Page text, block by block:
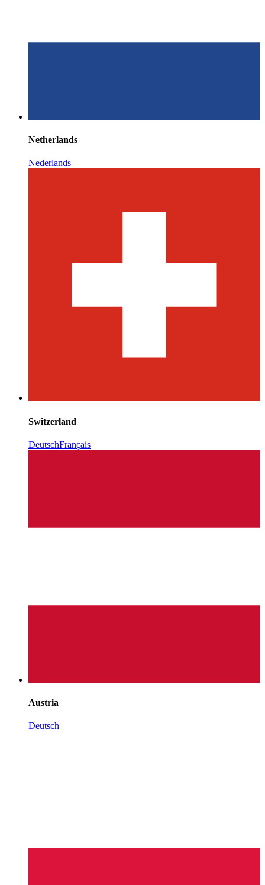
Netherlands
Nederlands
Switzerland
DeutschFrançais
Austria
Deutsch